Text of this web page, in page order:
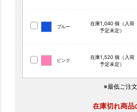
ブルー
在庫1,040 個（入荷
予定未定）
ピンク
在庫1,520 個（入荷
予定未定）
※最低ご注
在庫切れ商